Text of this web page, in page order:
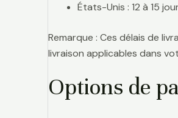
États-Unis : 12 à 15
Remarque : Ces délais de
livraison applicables dans
Options de